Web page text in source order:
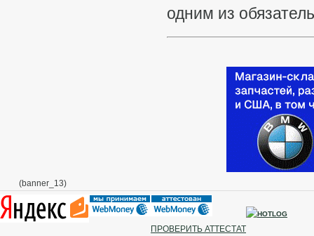
одним из
(banner_13)
ПРОВЕРИТЬ АТТЕСТАТ